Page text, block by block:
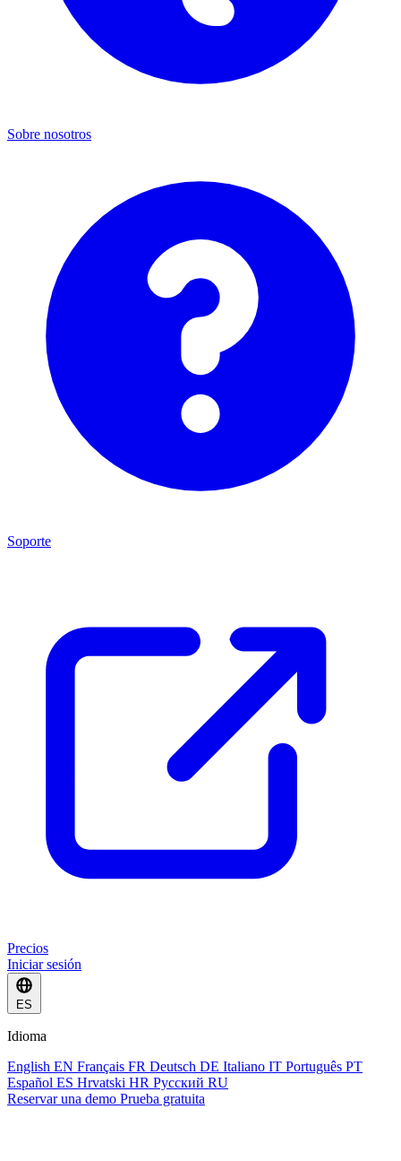
Sobre nosotros
Soporte
Precios
Iniciar sesión
ES
Idioma
English EN Français FR Deutsch DE Italiano IT Português PT
Español ES Hrvatski HR Русский RU
Reservar una demo Prueba gratuita